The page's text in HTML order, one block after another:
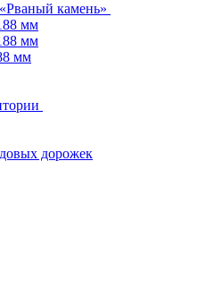
камень»
мм
мм
мм
дорожек